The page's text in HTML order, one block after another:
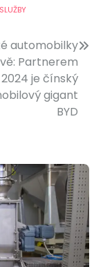
automobilky
Partnerem
2024 je čínský
gigant
BYD